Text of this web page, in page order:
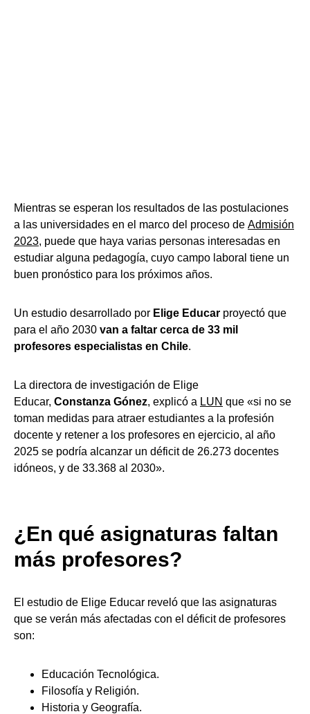
Mientras se esperan los resultados de las postulaciones
a las universidades en el marco del proceso de Admisión
2023, puede que haya varias personas interesadas en
estudiar alguna pedagogía, cuyo campo laboral tiene un
buen pronóstico para los próximos años.
Un estudio desarrollado por Elige Educar proyectó que
para el año 2030 van a faltar cerca de 33 mil
profesores especialistas en Chile.
La directora de investigación de Elige
Educar, Constanza Gónez, explicó a LUN que «si no se
toman medidas para atraer estudiantes a la profesión
docente y retener a los profesores en ejercicio, al año
2025 se podría alcanzar un déficit de 26.273 docentes
idóneos, y de 33.368 al 2030».
¿En qué asignaturas faltan
más profesores?
El estudio de Elige Educar reveló que las asignaturas
que se verán más afectadas con el déficit de profesores
son:
Educación Tecnológica.
Filosofía y Religión.
Historia y Geografía.